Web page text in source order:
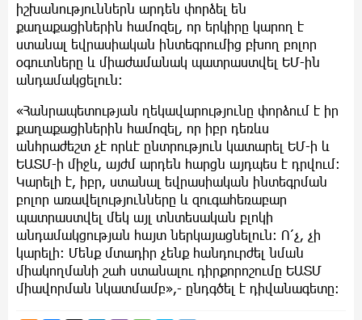
իշխանություններն արդեն փորձել են
քաղաքացիներին համոզել, որ երկիրը կարող է
ստանալ եվրասիական ինտեգրումից բխող բոլոր
օգուտները և միաժամանակ պատրաստվել ԵՄ-ին
անդամակցելուն։
«Հանրապետության ղեկավարությունը փորձում է իր
քաղաքացիներին համոզել, որ իբր դեռևս
անհրաժեշտ չէ որևէ ընտրություն կատարել ԵՄ-ի և
ԵԱՏՄ-ի միջև, այժմ արդեն հարցն այդպես է դրվում։
Կարելի է, իբր, ստանալ եվրասիական ինտեգրման
բոլոր առավելությունները և զուգահեռաբար
պատրաստվել մեկ այլ տնտեսական բլոկի
անդամակցության հայտ ներկայացնելուն։ Ո՛չ, չի
կարելի։ Մենք մտադիր չենք հանդուրժել նման
միակողմանի շահ ստանալու դիրքորոշումը ԵԱՏՄ
միավորման նկատմամբ»,- ընդգծել է դիվանագետը։